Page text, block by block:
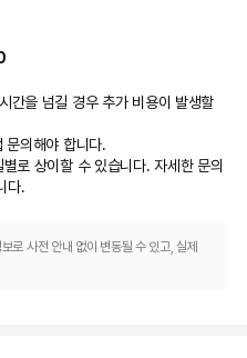
간을 넘길 경우 추가 비용이 발생할
문의해야 합니다.
로 상이할 수 있습니다. 자세한 문의
다.
로 사전 안내 없이 변동될 수 있고, 실제